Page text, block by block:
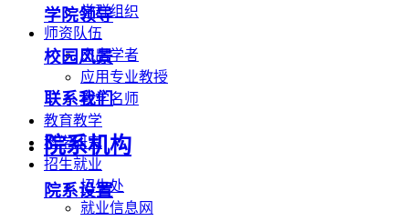
党群组织
师资队伍
杰出学者
应用专业教授
教学名师
教育教学
科学研究
招生就业
招生处
就业信息网
学院领导
校园风景
联系我们
院系机构
院系设置